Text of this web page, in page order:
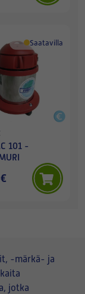
Saatavilla
101 -
-märkä- ja
jotka